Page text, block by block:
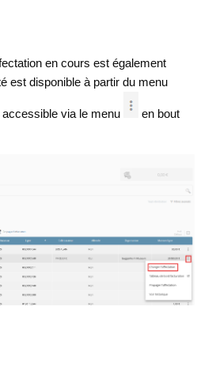
en cours est également
est disponible à partir du menu
accessible via le menu
en bout